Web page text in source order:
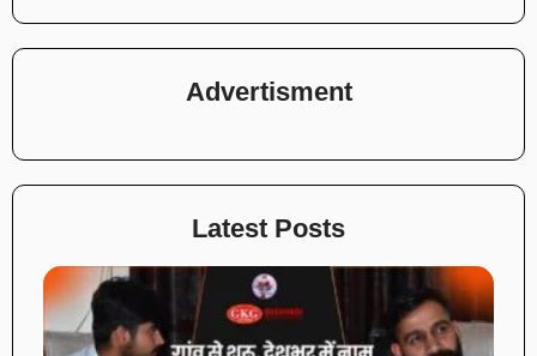
Advertisment
Latest Posts